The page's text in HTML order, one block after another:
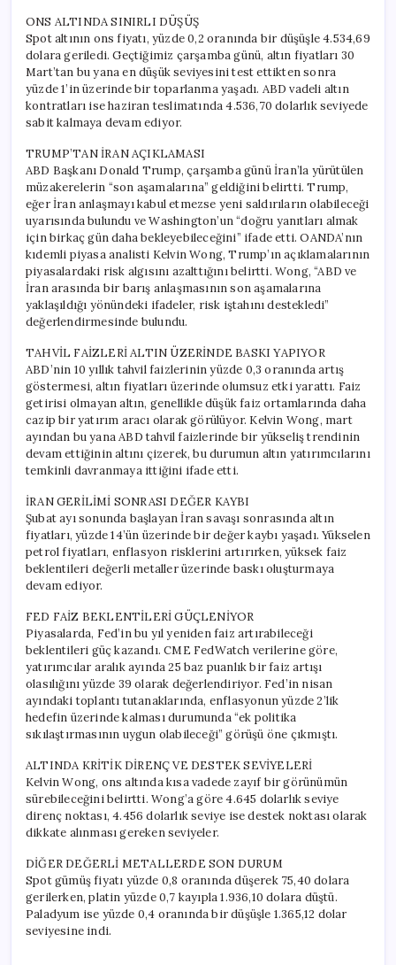
ONS ALTINDA SINIRLI DÜŞÜŞ
Spot altının ons fiyatı, yüzde 0,2 oranında bir düşüşle 4.534,69
dolara geriledi. Geçtiğimiz çarşamba günü, altın fiyatları 30
Mart’tan bu yana en düşük seviyesini test ettikten sonra
yüzde 1’in üzerinde bir toparlanma yaşadı. ABD vadeli altın
kontratları ise haziran teslimatında 4.536,70 dolarlık seviyede
sabit kalmaya devam ediyor.
TRUMP’TAN İRAN AÇIKLAMASI
ABD Başkanı Donald Trump, çarşamba günü İran’la yürütülen
müzakerelerin “son aşamalarına” geldiğini belirtti. Trump,
eğer İran anlaşmayı kabul etmezse yeni saldırıların olabileceği
uyarısında bulundu ve Washington’un “doğru yanıtları almak
için birkaç gün daha bekleyebileceğini” ifade etti. OANDA’nın
kıdemli piyasa analisti Kelvin Wong, Trump’ın açıklamalarının
piyasalardaki risk algısını azalttığını belirtti. Wong, “ABD ve
İran arasında bir barış anlaşmasının son aşamalarına
yaklaşıldığı yönündeki ifadeler, risk iştahını destekledi”
değerlendirmesinde bulundu.
TAHVİL FAİZLERİ ALTIN ÜZERİNDE BASKI YAPIYOR
ABD’nin 10 yıllık tahvil faizlerinin yüzde 0,3 oranında artış
göstermesi, altın fiyatları üzerinde olumsuz etki yarattı. Faiz
getirisi olmayan altın, genellikle düşük faiz ortamlarında daha
cazip bir yatırım aracı olarak görülüyor. Kelvin Wong, mart
ayından bu yana ABD tahvil faizlerinde bir yükseliş trendinin
devam ettiğinin altını çizerek, bu durumun altın yatırımcılarını
temkinli davranmaya ittiğini ifade etti.
İRAN GERİLİMİ SONRASI DEĞER KAYBI
Şubat ayı sonunda başlayan İran savaşı sonrasında altın
fiyatları, yüzde 14’ün üzerinde bir değer kaybı yaşadı. Yükselen
petrol fiyatları, enflasyon risklerini artırırken, yüksek faiz
beklentileri değerli metaller üzerinde baskı oluşturmaya
devam ediyor.
FED FAİZ BEKLENTİLERİ GÜÇLENİYOR
Piyasalarda, Fed’in bu yıl yeniden faiz artırabileceği
beklentileri güç kazandı. CME FedWatch verilerine göre,
yatırımcılar aralık ayında 25 baz puanlık bir faiz artışı
olasılığını yüzde 39 olarak değerlendiriyor. Fed’in nisan
ayındaki toplantı tutanaklarında, enflasyonun yüzde 2’lik
hedefin üzerinde kalması durumunda “ek politika
sıkılaştırmasının uygun olabileceği” görüşü öne çıkmıştı.
ALTINDA KRİTİK DİRENÇ VE DESTEK SEVİYELERİ
Kelvin Wong, ons altında kısa vadede zayıf bir görünümün
sürebileceğini belirtti. Wong’a göre 4.645 dolarlık seviye
direnç noktası, 4.456 dolarlık seviye ise destek noktası olarak
dikkate alınması gereken seviyeler.
DİĞER DEĞERLİ METALLERDE SON DURUM
Spot gümüş fiyatı yüzde 0,8 oranında düşerek 75,40 dolara
gerilerken, platin yüzde 0,7 kayıpla 1.936,10 dolara düştü.
Paladyum ise yüzde 0,4 oranında bir düşüşle 1.365,12 dolar
seviyesine indi.